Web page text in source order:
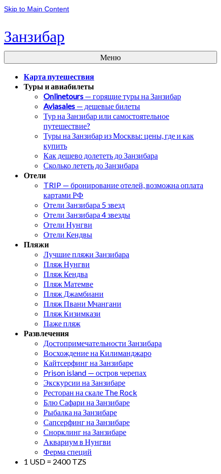
Skip to Main Content
Занзибар
Меню
Карта путешествия
Туры и авиабилеты
Onlinetours — горящие туры на Занзибар
Aviasales — дешевые билеты
Тур на Занзибар или самостоятельное
путешествие?
Туры на Занзибар из Москвы: цены, где и как
купить
Как дешево долететь до Занзибара
Сколько лететь до Занзибара
Отели
TRIP — бронирование отелей, возможна оплата
картами РФ
Отели Занзибара 5 звезд
Отели Занзибара 4 звезды
Отели Нунгви
Отели Кендвы
Пляжи
Лучшие пляжи Занзибара
Пляж Нунгви
Пляж Кендва
Пляж Матемве
Пляж Джамбиани
Пляж Пвани Мчангани
Пляж Кизимкази
Паже пляж
Развлечения
Достопримечательности Занзибара
Восхождение на Килиманджаро
Кайтсерфинг на Занзибаре
Prison island — остров черепах
Экскурсии на Занзибаре
Ресторан на скале The Rock
Блю Сафари на Занзибаре
Рыбалка на Занзибаре
Сапсерфинг на Занзибаре
Снорклинг на Занзибаре
Аквариум в Нунгви
Ферма специй
1 USD = 2400 TZS